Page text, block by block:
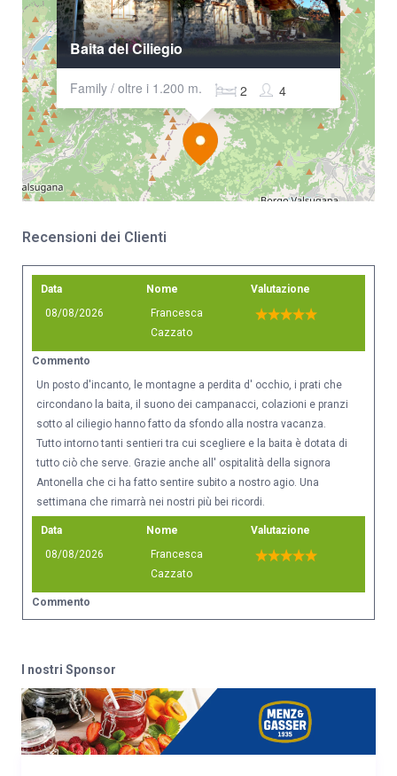
Baita del Ciliegio
Family / oltre i 1.200 m. 4
2
Recensioni dei Clienti
Data
08/08/2026
Nome
Francesca
Cazzato
Valutazione
Commento
Un posto d'incanto, le montagne a perdita d' occhio, i prati che
circondano la baita, il suono dei campanacci, colazioni e pranzi
sotto al ciliegio hanno fatto da sfondo alla nostra vacanza.
Tutto intorno tanti sentieri tra cui scegliere e la baita è dotata di
tutto ciò che serve. Grazie anche all' ospitalità della signora
Antonella che ci ha fatto sentire subito a nostro agio. Una
settimana che rimarrà nei nostri più bei ricordi.
Data
08/08/2026
Nome
Francesca
Cazzato
Valutazione
Commento
sotto il quale fare colazione, il suono dei campanacci in
montagna in tutti i suoi aspetti. In più tante camminate nei
dintorni, partendo direttamente dalla baita. L' interno è dotato di
tutto ciò che serve e la signora Antonella ci ha accolto subito
I nostri Sponsor